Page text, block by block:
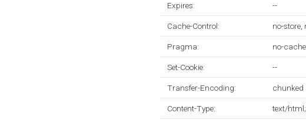
Expires: --
Cache-Control: no-
Pragma: no-cache
Set-Cookie: --
Transfer-Encoding: chunked
Content-Type: text/